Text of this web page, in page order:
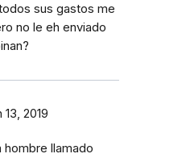
sus gastos me
no le eh enviado
13, 2019
llamado